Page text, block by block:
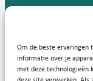
Om de beste ervaringen
informatie over je
met deze technologieën
Groningen